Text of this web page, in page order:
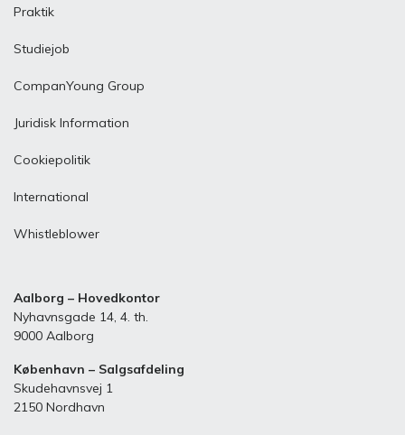
Praktik
Studiejob
CompanYoung Group
Juridisk Information
Cookiepolitik
International
Whistleblower
Aalborg – Hovedkontor
Nyhavnsgade 14, 4. th.
9000 Aalborg
København – Salgsafdeling
Skudehavnsvej 1
2150 Nordhavn